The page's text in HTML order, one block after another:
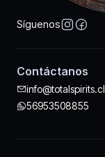
Síguenos
Contáctanos
info@totalspirits.cl
56953508855